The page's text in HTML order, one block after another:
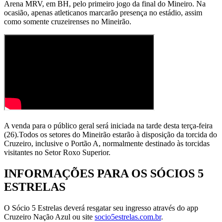
Arena MRV, em BH, pelo primeiro jogo da final do Mineiro. Na
ocasião, apenas atleticanos marcarão presença no estádio, assim
como somente cruzeirenses no Mineirão.
A venda para o público geral será iniciada na tarde desta terça-feira
(26).Todos os setores do Mineirão estarão à disposição da torcida do
Cruzeiro, inclusive o Portão A, normalmente destinado às torcidas
visitantes no Setor Roxo Superior.
INFORMAÇÕES PARA OS SÓCIOS 5
ESTRELAS
O Sócio 5 Estrelas deverá resgatar seu ingresso através do app
Cruzeiro Nação Azul ou site socio5estrelas.com.br.